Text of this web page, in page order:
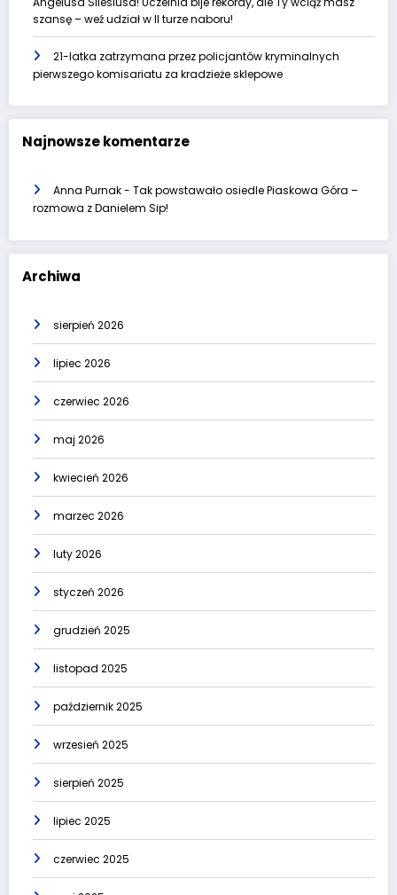
szansę – weź udział w II turze naboru!
21-latka zatrzymana przez policjantów kryminalnych
pierwszego komisariatu za kradzieże sklepowe
Najnowsze komentarze
Anna Purnak- Tak powstawało osiedle Piaskowa Góra –
rozmowa z Danielem Sip!
Archiwa
sierpień 2026
lipiec 2026
czerwiec 2026
maj 2026
kwiecień 2026
marzec 2026
luty 2026
styczeń 2026
grudzień 2025
listopad 2025
październik 2025
wrzesień 2025
sierpień 2025
lipiec 2025
czerwiec 2025